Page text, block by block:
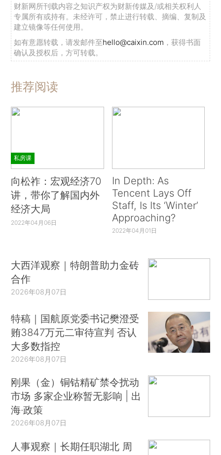
财新网所刊载内容之知识产权为财新传媒及/或相关权利人
专属所有或持有。未经许可，禁止进行转载、摘编、复制及
建立镜像等任何使用。
如有意愿转载，请发邮件至hello@caixin.com ，获得书面
确认及授权后，方可转载。
推荐阅读
私房课
向松祚：宏观经济70
讲，带你了解国内外
经济大局
2022年04月06日
In Depth: As
Tencent Lays Off
Staff, Is Its ‘Winter’
Approaching?
2022年04月01日
大西洋观察｜特朗普助力金砖
合作
2026年08月07日
特稿｜国航原党委书记樊澄受
贿3847万元二审待宣判 否认
大多数指控
2026年08月07日
刚果（金）铜钴精矿禁令扰动
市场 多家企业称暂无影响 | 出
海·政策
2026年08月07日
人事观察｜长期任职湖北 周